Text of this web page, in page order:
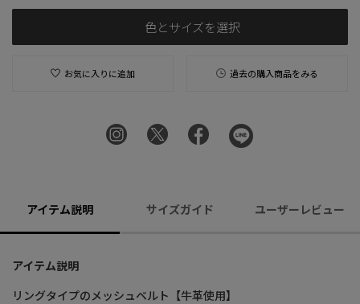
色とサイズを選択
お気に入りに追加 過去の購入商品をみる
アイテム説明 サイズガイド ユーザーレビュー
アイテム説明
リングタイプのメッシュベルト【牛革使用】